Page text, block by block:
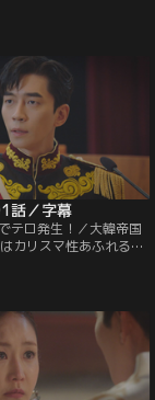
話／字幕
テロ発生！／大韓帝国
カリスマ性あふれる国
いミュージカル女優
の大ファン。ある日、
途中でヒョクが参加者